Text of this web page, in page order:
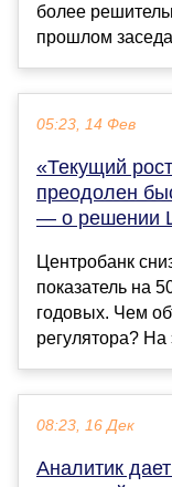
более
прошлом
05:23, 14 Фев
«Текущий
преодолен
— о решении
Центробанк
показатель на
годовых. Чем
регулятора? На
08:23, 16 Дек
Аналитик